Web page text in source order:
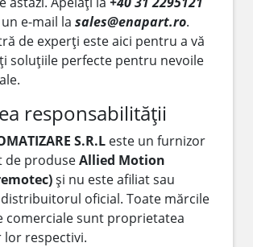
e-mail la sales@enapart.ro.
de experți este aici pentru a vă
soluțiile perfecte pentru nevoile
responsabilității
S.R.L este un furnizor
de produseAllied Motion
și nu este afiliat sau
oficial. Toate mărcile
comerciale sunt proprietatea
respectivi.